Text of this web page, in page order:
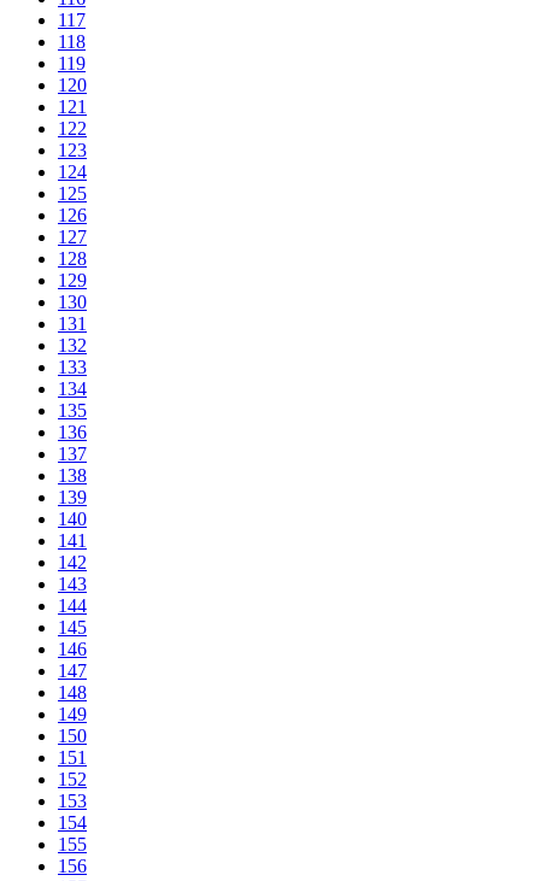
117
118
119
120
121
122
123
124
125
126
127
128
129
130
131
132
133
134
135
136
137
138
139
140
141
142
143
144
145
146
147
148
149
150
151
152
153
154
155
156